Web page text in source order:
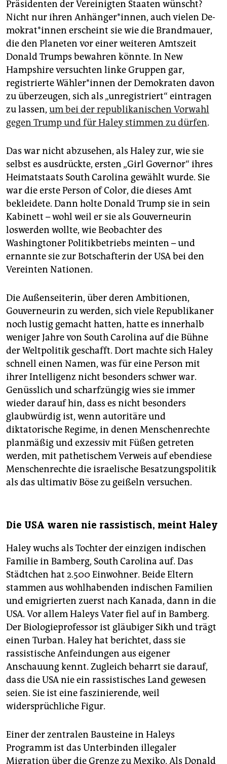
Präsidenten der Vereinigten Staaten wünscht?
Nicht nur ihren Anhänger*innen, auch vielen De­
mo­kra­t*in­nen erscheint sie wie die Brandmauer,
die den Planeten vor einer weiteren Amtszeit
Donald Trumps bewahren könnte. In New
Hampshire versuchten linke Gruppen gar,
registrierte Wäh­le­r*in­nen der Demokraten davon
zu überzeugen, sich als „unregistriert“ eintragen
zu lassen, um bei der republikanischen Vorwahl
gegen Trump und für Haley stimmen zu ­dürfen.
Das war nicht abzusehen, als Haley zur, wie sie
selbst es ausdrückte, ersten „Girl Governor“ ihres
Heimatstaats South Carolina gewählt wurde. Sie
war die erste Person of Color, die dieses Amt
bekleidete. Dann holte Donald Trump sie in sein
Kabinett – wohl weil er sie als Gouverneurin
loswerden wollte, wie Beobachter des
Washingtoner Politikbetriebs meinten – und
ernannte sie zur Botschafterin der USA bei den
Vereinten Nationen.
Die Außenseiterin, über deren Ambitionen,
Gouverneurin zu werden, sich viele Republikaner
noch lustig gemacht hatten, hatte es innerhalb
weniger Jahre von South Carolina auf die Bühne
der Weltpolitik geschafft. Dort machte sich Haley
schnell einen Namen, was für eine Person mit
ihrer Intelligenz nicht besonders schwer war.
Genüsslich und scharfzüngig wies sie immer
wieder darauf hin, dass es nicht besonders
glaubwürdig ist, wenn autoritäre und
diktatorische Regime, in denen Menschenrechte
planmäßig und exzessiv mit Füßen getreten
werden, mit pathetischem Verweis auf ebendiese
Menschenrechte die israelische Besatzungspolitik
als das ultimativ Böse zu geißeln versuchen.
Die USA waren nie rassistisch, meint Haley
Haley wuchs als Tochter der einzigen indischen
Familie in Bamberg, South Carolina auf. Das
Städtchen hat 2.500 Einwohner. Beide Eltern
stammen aus wohlhabenden indischen ­Familien
und emigrierten zuerst nach ­Kanada, dann in die
USA. Vor allem ­Haleys ­Vater fiel auf in Bamberg.
Der Biologieprofessor ist gläubiger Sikh und trägt
­einen Turban. Haley hat ­berichtet, dass sie
rassistische An­feindungen aus ­eigener
Anschauung kennt. Zugleich beharrt sie darauf,
dass die USA nie ein rassistisches Land ­gewesen
seien. Sie ist eine faszinierende, weil
widersprüchliche Figur.
Einer der zentralen Bausteine in Haleys
Programm ist das Unterbinden illegaler
Migration über die Grenze zu Mexiko. Als Donald